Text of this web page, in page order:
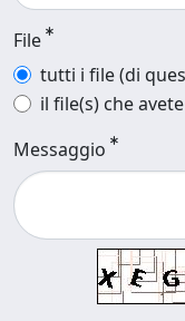
File
tutti i file (di
il file(s) che
Messaggio